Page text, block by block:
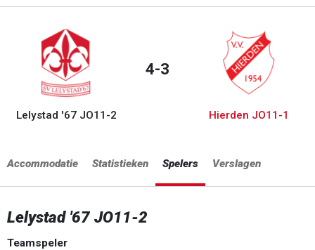
Lelystad '67 JO11-2
4-3
Hierden JO11-1
Accommodatie Statistieken Spelers Verslagen
Lelystad '67 JO11-2
Teamspeler